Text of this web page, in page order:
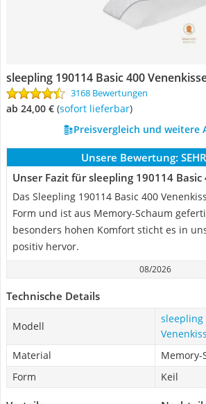
sleepling 190114 Basic 400
3168 Bewertungen
ab 24,00 € ( Sofort lieferbar)
Preisvergleich und weitere
Unsere Bewertung:
Unser Fazit für sleepling 190114
Das Sleepling 190114 Basic 400
Form und ist aus Memory-Schaum
besonders hohen Komfort sticht es in
positiv hervor.
08/2026
Technische Details
Modell
sleepling
Material
Memory-
Form
Keil